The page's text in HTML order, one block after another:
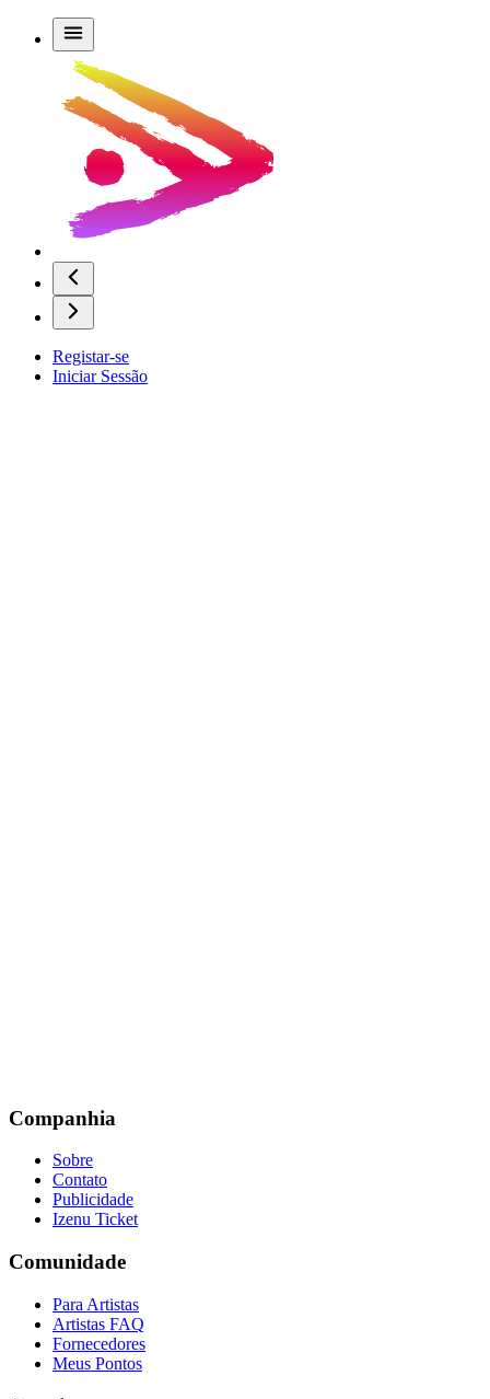
Registar-se
Iniciar Sessão
Companhia
Sobre
Contato
Publicidade
Izenu Ticket
Comunidade
Para Artistas
Artistas FAQ
Fornecedores
Meus Pontos